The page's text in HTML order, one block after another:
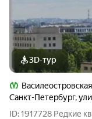
3D-тур
Василеостровская
Санкт-Петербург,
ID: 1917728 Редкие